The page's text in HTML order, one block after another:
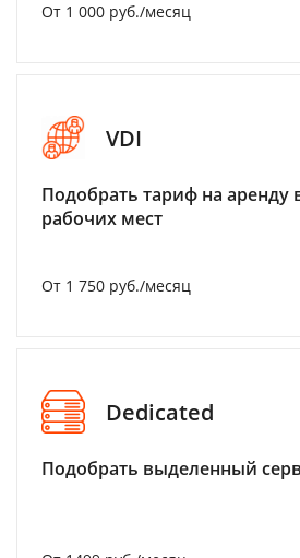
От 1 000 руб./месяц
VDI
Подобрать тариф на аренду
рабочих мест
От 1 750 руб./месяц
Dedicated
Подобрать выделенный